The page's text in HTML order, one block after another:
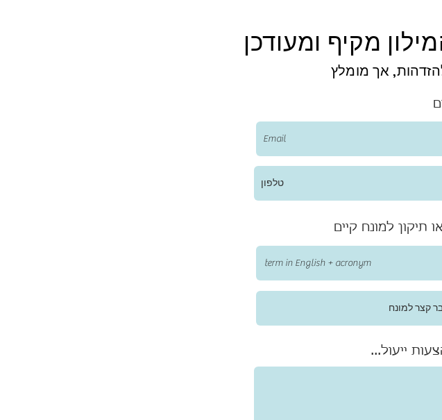
מקיף ומעודכן
אך מומלץ
תיקון למונח קיים
ייעול...